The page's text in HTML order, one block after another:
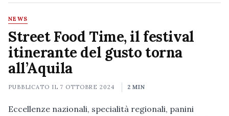
NEWS
Street Food Time, il festival
itinerante del gusto torna
all’Aquila
PUBBLICATO IL 7 OTTOBRE 2024 2 MIN
Eccellenze nazionali, specialità regionali, panini